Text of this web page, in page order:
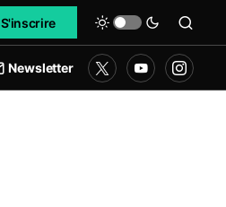
S'inscrire
Newsletter